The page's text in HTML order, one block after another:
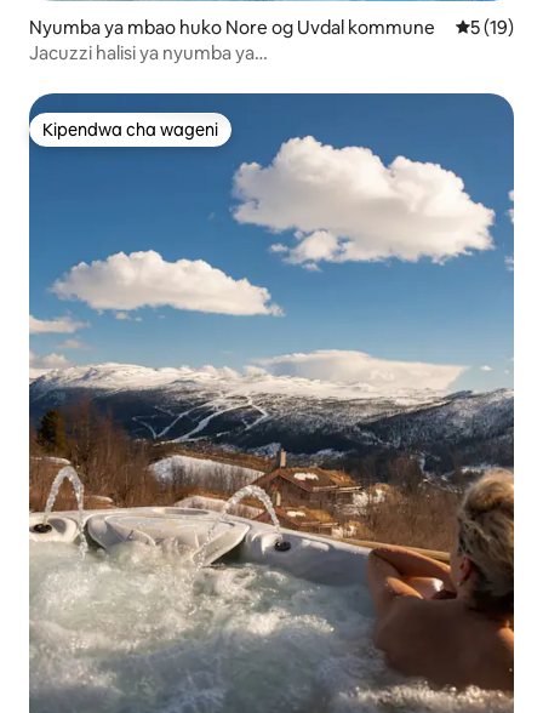
Nyumba ya mbao huko Nore og Uvdal kommune Ukadiriaji
5 (19)
Jacuzzi halisi ya nyumba ya
Kipendwa cha wageni
Kipendwa cha wageni